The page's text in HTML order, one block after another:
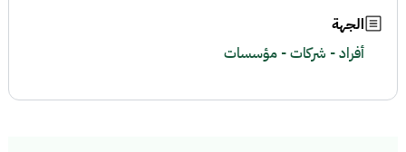
الجهة
أفراد - شركات - مؤسسات